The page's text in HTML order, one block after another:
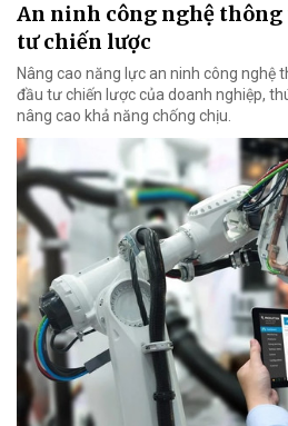
An ninh công nghệ
tư chiến lược
Nâng cao năng lực an ninh công nghệ
đầu tư chiến lược của doanh nghiệp,
nâng cao khả năng chống chịu.